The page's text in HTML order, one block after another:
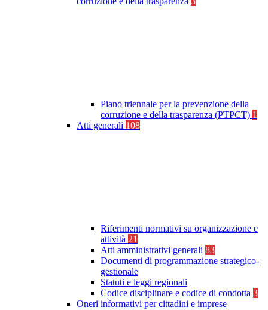
Piano triennale per la prevenzione della
corruzione e della trasparenza (PTPCT) 1
Atti generali 108
Riferimenti normativi su organizzazione e
attività 21
Atti amministrativi generali 83
Documenti di programmazione strategico-
gestionale
Statuti e leggi regionali
Codice disciplinare e codice di condotta 3
Oneri informativi per cittadini e imprese